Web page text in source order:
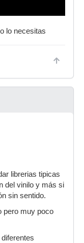
lo necesitas
librerias tipicas
del vinilo y más si
sin sentido.
pero muy poco